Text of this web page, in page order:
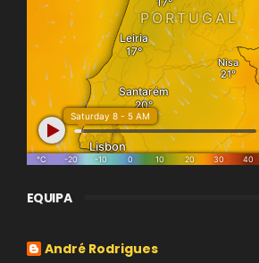
EQUIPA
André Rodrigues